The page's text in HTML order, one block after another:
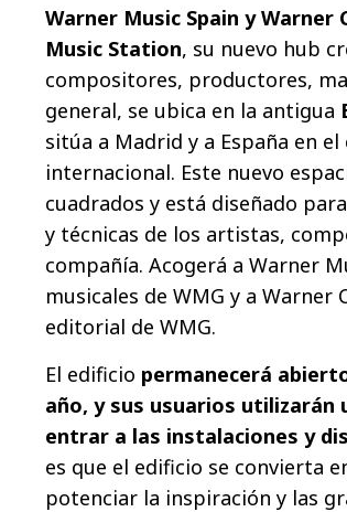
Warner Music Spain y Warner
Music Station, su nuevo hub
compositores, productores,
general, se ubica en la antigua
sitúa a Madrid y a España en
internacional. Este nuevo
cuadrados y está diseñado
y técnicas de los artistas,
compañía. Acogerá a Warner
musicales de WMG y a
editorial de WMG.
El edificio permanecerá
año, y sus usuarios utilizarán
entrar a las instalaciones y
es que el edificio se convierta
potenciar la inspiración y las